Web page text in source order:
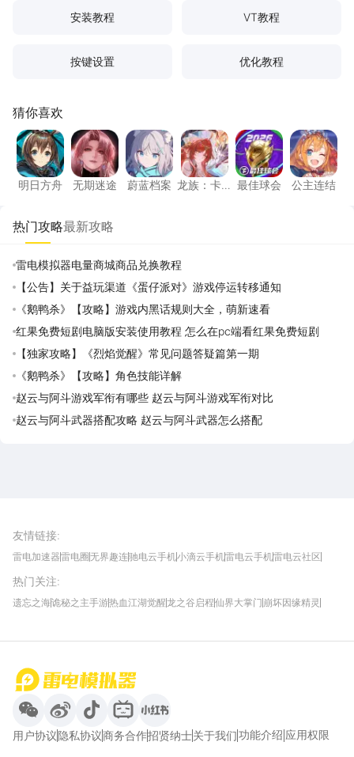
安装教程 VT教程
按键设置 优化教程
猜你喜欢
明日方舟
明日方舟
无期迷途
无期迷途
蔚蓝档案
蔚蓝档案
龙族：卡塞尔之门
龙族：卡
最佳球会
最佳球会
公主连
公主连结
热门攻略最新攻略
雷电模拟器电量商城商品兑换教程
【公告】关于益玩渠道《蛋仔派对》游戏停运转移通知
《鹅鸭杀》【攻略】游戏内黑话规则大全，萌新速看
红果免费短剧电脑版安装使用教程 怎么在pc端看红果免费短剧
【独家攻略】《烈焰觉醒》常见问题答疑篇第一期
《鹅鸭杀》【攻略】角色技能详解
赵云与阿斗游戏军衔有哪些 赵云与阿斗游戏军衔对比
赵云与阿斗武器搭配攻略 赵云与阿斗武器怎么搭配
友情链接:
雷电加速器雷电圈无界趣连驰电云手机小滴云手机雷电云手机雷电云社区
我爱vr网华军软件园
热门关注:
遗忘之海诡秘之主手游热血江湖觉醒龙之谷启程仙界大掌门 崩坏因缘精灵
用户协议隐私协议商务合作招贤纳士关于我们功能介绍 应用权限
首页
微信
微博 抖音 哔哩哔哩